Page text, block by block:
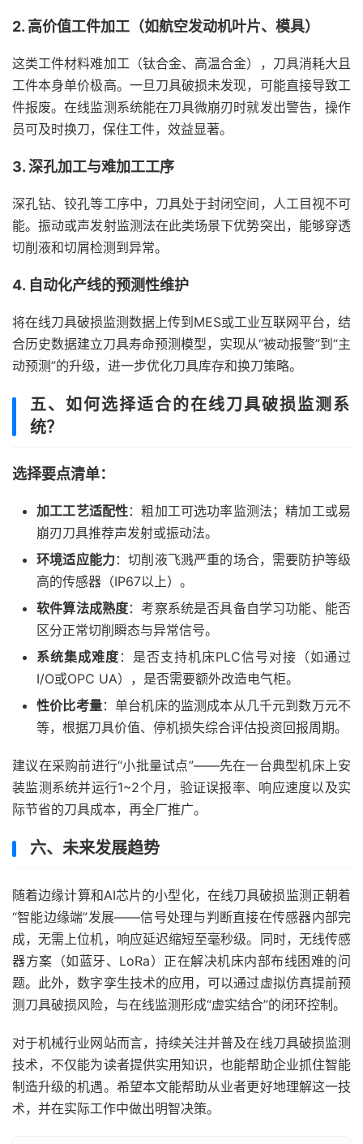
2. 高价值工件加工（如航空发动机叶片、模具）
这类工件材料难加工（钛合金、高温合金），刀具消耗大且
工件本身单价极高。一旦刀具破损未发现，可能直接导致工
件报废。在线监测系统能在刀具微崩刃时就发出警告，操作
员可及时换刀，保住工件，效益显著。
3. 深孔加工与难加工工序
深孔钻、铰孔等工序中，刀具处于封闭空间，人工目视不可
能。振动或声发射监测法在此类场景下优势突出，能够穿透
切削液和切屑检测到异常。
4. 自动化产线的预测性维护
将在线刀具破损监测数据上传到MES或工业互联网平台，结
合历史数据建立刀具寿命预测模型，实现从“被动报警”到“主
动预测”的升级，进一步优化刀具库存和换刀策略。
五、如何选择适合的在线刀具破损监测系
统？
选择要点清单：
加工工艺适配性：粗加工可选功率监测法；精加工或易
崩刃刀具推荐声发射或振动法。
环境适应能力：切削液飞溅严重的场合，需要防护等级
高的传感器（IP67以上）。
软件算法成熟度：考察系统是否具备自学习功能、能否
区分正常切削瞬态与异常信号。
系统集成难度 ：是否支持机床PLC信号对接（如通过
I/O或OPC UA），是否需要额外改造电气柜。
性价比考量：单台机床的监测成本从几千元到数万元不
等，根据刀具价值、停机损失综合评估投资回报周期。
建议在采购前进行“小批量试点”——先在一台典型机床上安
装监测系统并运行1~2个月，验证误报率、响应速度以及实
际节省的刀具成本，再全厂推广。
六、未来发展趋势
随着边缘计算和AI芯片的小型化，在线刀具破损监测正朝着
“智能边缘端”发展——信号处理与判断直接在传感器内部完
成，无需上位机，响应延迟缩短至毫秒级。同时，无线传感
器方案（如蓝牙、LoRa）正在解决机床内部布线困难的问
题。此外，数字孪生技术的应用，可以通过虚拟仿真提前预
测刀具破损风险，与在线监测形成“虚实结合”的闭环控制。
对于机械行业网站而言，持续关注并普及在线刀具破损监测
技术，不仅能为读者提供实用知识，也能帮助企业抓住智能
制造升级的机遇。希望本文能帮助从业者更好地理解这一技
术，并在实际工作中做出明智决策。